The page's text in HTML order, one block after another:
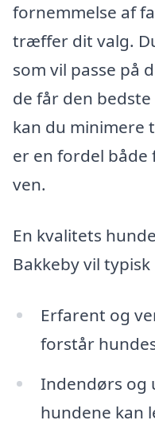
fornemmelse af
træffer dit valg.
som vil passe på
de får den
kan du minimere
er en fordel
ven.
En kvalitets
Bakkeby vil typisk
Erfarent og
forstår
Indendørs og
hundene kan